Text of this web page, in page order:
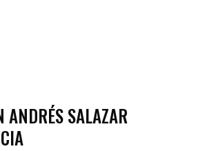
ANDRÉS SALAZAR